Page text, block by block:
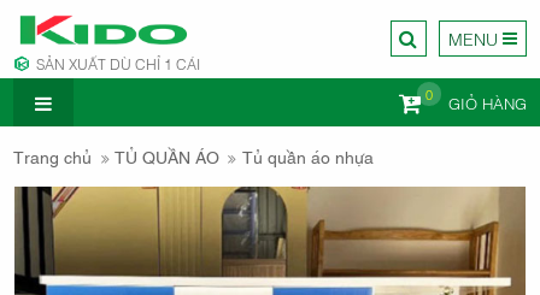
SẢN XUẤT DÙ CHỈ 1 CÁI
MENU
GIỎ HÀNG
0
CÔNG TY
Trang chủ TỦ QUẦN ÁO Tủ quần áo nhựa